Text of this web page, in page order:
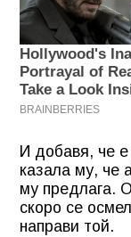
И добавя, че
казала му, че
му предлага.
скоро се
направи той.